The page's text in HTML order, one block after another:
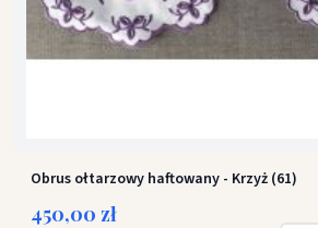
Obrus ołtarzowy haftowany - Krzyż (61)
450,00 zł